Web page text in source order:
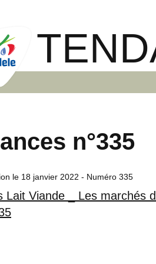
n°335
le 18 janvier 2022 - Numéro 335
Lait Viande _ Les marchés